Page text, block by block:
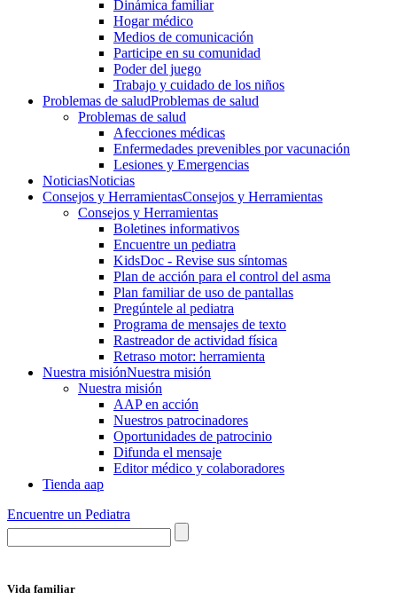
Dinámica familiar
Hogar médico
Medios de comunicación
Participe en su comunidad
Poder del juego
Trabajo y cuidado de los niños
Problemas de saludProblemas de salud
Problemas de salud
Afecciones médicas
Enfermedades prevenibles por vacunación
Lesiones y Emergencias
NoticiasNoticias
Consejos y HerramientasConsejos y Herramientas
Consejos y Herramientas
Boletines informativos
Encuentre un pediatra
KidsDoc - Revise sus síntomas
Plan de acción para el control del asma
Plan familiar de uso de pantallas
Pregúntele al pediatra
Programa de mensajes de texto
Rastre​​ador de activida​d física
Retraso motor: herramienta
Nuestra misiónNuestra misión
Nuestra misión
AAP en acción
Nuestros patrocinadores
Oportunidades de patrocinio
Difunda el mensaje
Editor médico y colaboradores
Tienda aap
Encuentre un Pediatra
Vida familiar